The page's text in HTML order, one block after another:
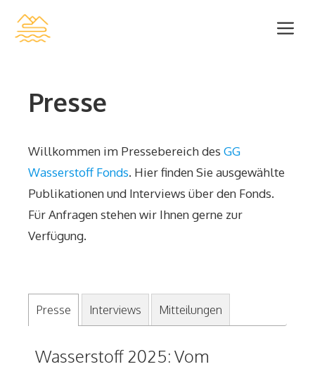
Inhalt
Presse
Willkommen im Pressebereich des GG
Wasserstoff Fonds. Hier finden Sie ausgewählte
Publikationen und Interviews über den Fonds.
Für Anfragen stehen wir Ihnen gerne zur
Verfügung.
Presse Interviews Mitteilungen
Wasserstoff 2025: Vom